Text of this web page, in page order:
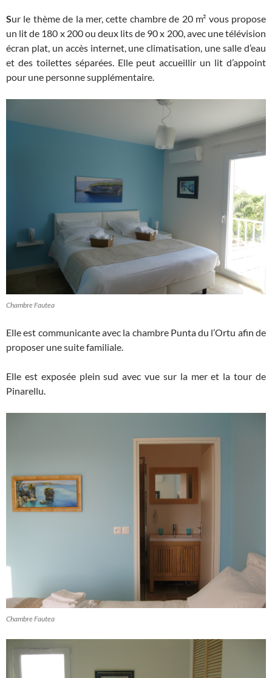
Sur le thème de la mer, cette chambre de 20 m² vous propose
un lit de 180 x 200 ou deux lits de 90 x 200, avec une télévision
écran plat, un accès internet, une climatisation, une salle d’eau
et des toilettes séparées. Elle peut accueillir un lit d’appoint
pour une personne supplémentaire.
Chambre Fautea
Elle est communicante avec la chambre Punta du l’Ortu afin de
proposer une suite familiale.
Elle est exposée plein sud avec vue sur la mer et la tour de
Pinarellu.
Chambre Fautea